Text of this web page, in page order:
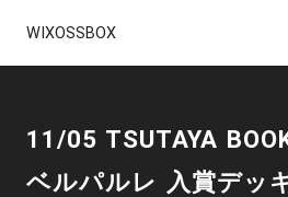
WIXOSSBOX
11/05 TSUTAYA
ベルパルレ 入賞デッ